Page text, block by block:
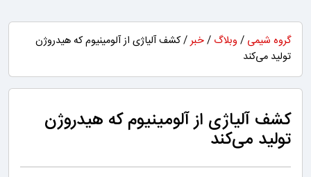
گروه شیمی / وبلاگ /خبر/ کشف آلیاژی از آلومینیوم که هیدروژن
تولید می‌کند
کشف آلیاژی از آلومینیوم که هیدروژن
تولید می‌کند